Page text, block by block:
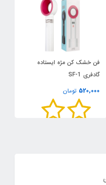
فن خشک کن مژه ایستاده
گادفری SF-1
520,000 تومان